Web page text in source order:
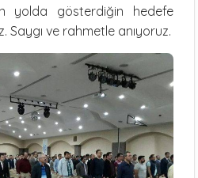
yolda gösterdiğin hedefe
ve rahmetle anıyoruz.